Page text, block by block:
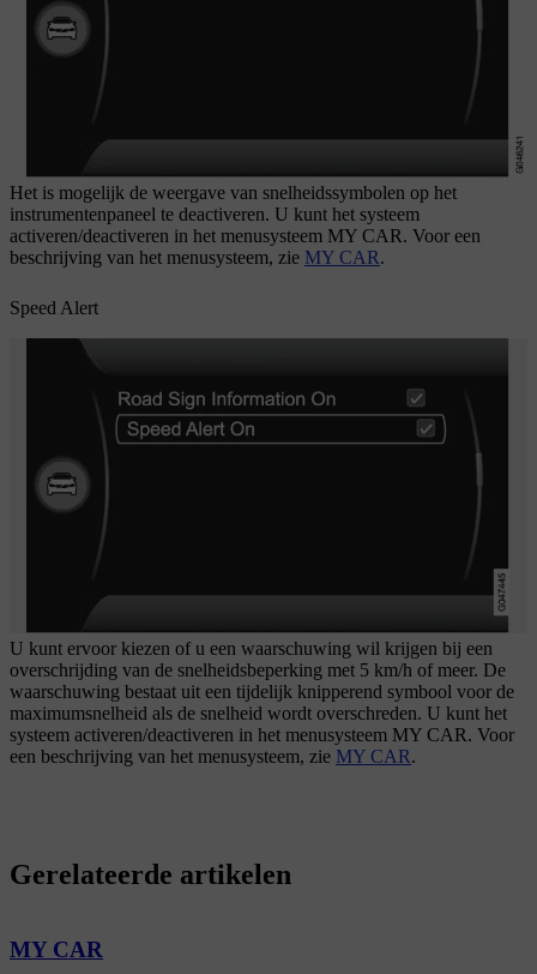
Het is mogelijk de weergave van snelheidssymbolen op het
instrumentenpaneel te deactiveren. U kunt het systeem
activeren/deactiveren in het menusysteem MY CAR. Voor een
beschrijving van het menusysteem, zie MY CAR.
Speed Alert
U kunt ervoor kiezen of u een waarschuwing wil krijgen bij een
overschrijding van de snelheidsbeperking met 5 km/h of meer. De
waarschuwing bestaat uit een tijdelijk knipperend symbool voor de
maximumsnelheid als de snelheid wordt overschreden. U kunt het
systeem activeren/deactiveren in het menusysteem MY CAR. Voor
een beschrijving van het menusysteem, zie MY CAR.
Gerelateerde artikelen
MY CAR